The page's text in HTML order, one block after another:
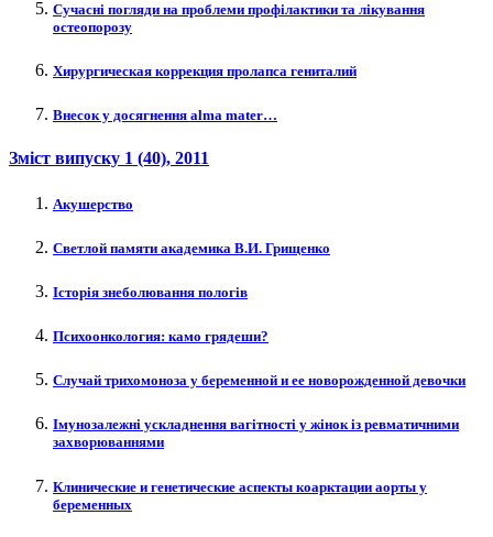
Сучасні погляди на проблеми профілактики та лікування
остеопорозу
Хирургическая коррекция пролапса гениталий
Внесок у досягнення alma mater…
Зміст випуску 1 (40), 2011
Акушерство
Светлой памяти академика В.И. Грищенко
Історія знеболювання пологів
Психоонкология: камо грядеши?
Случай трихомоноза у беременной и ее новорожденной девочки
Імунозалежні ускладнення вагітності у жінок із ревматичними
захворюваннями
Клинические и генетические аспекты коарктации аорты у
беременных